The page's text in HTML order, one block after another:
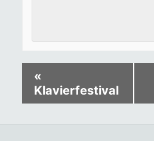
«
Klavierfestival